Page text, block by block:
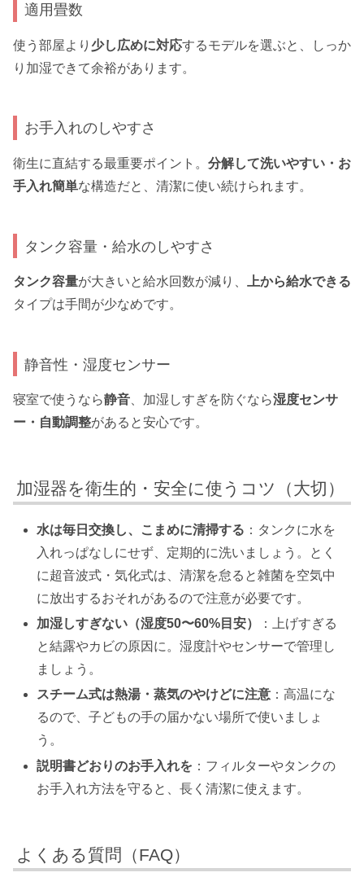
適用畳数
使う部屋より 少し広めに対応するモデルを選ぶと、しっか
り加湿できて余裕があります。
お手入れのしやすさ
衛生に直結する最重要ポイント。 分解して洗いやすい・お
手入れ簡単な構造だと、清潔に使い続けられます。
タンク容量・給水のしやすさ
タンク容量が大きいと給水回数が減り、
上から給水できる
タイプは手間が少なめです。
静音性・湿度センサー
寝室で使うなら静音 、加湿しすぎを防ぐなら湿度センサ
ー・自動調整があると安心です。
加湿器を衛生的・安全に使うコツ（大切）
水は毎日交換し、こまめに清掃する ：タンクに水を
入れっぱなしにせず、定期的に洗いましょう。とく
に超音波式・気化式は、清潔を怠ると雑菌を空気中
に放出するおそれがあるので注意が必要です。
加湿しすぎない（湿度50〜60%目安）
：上げすぎる
と結露やカビの原因に。湿度計やセンサーで管理し
ましょう。
スチーム式は熱湯・蒸気のやけどに注意 ：高温にな
るので、子どもの手の届かない場所で使いましょ
う。
説明書どおりのお手入れを ：フィルターやタンクの
お手入れ方法を守ると、長く清潔に使えます。
よくある質問（FAQ）